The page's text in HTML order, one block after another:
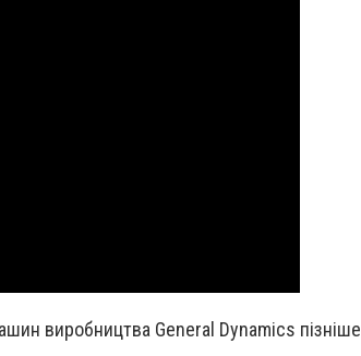
виробництва General Dynamics пізніше